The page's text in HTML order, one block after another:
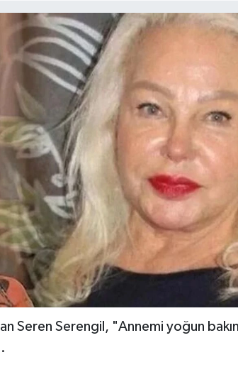
Seren Serengil, "Annemi yoğun